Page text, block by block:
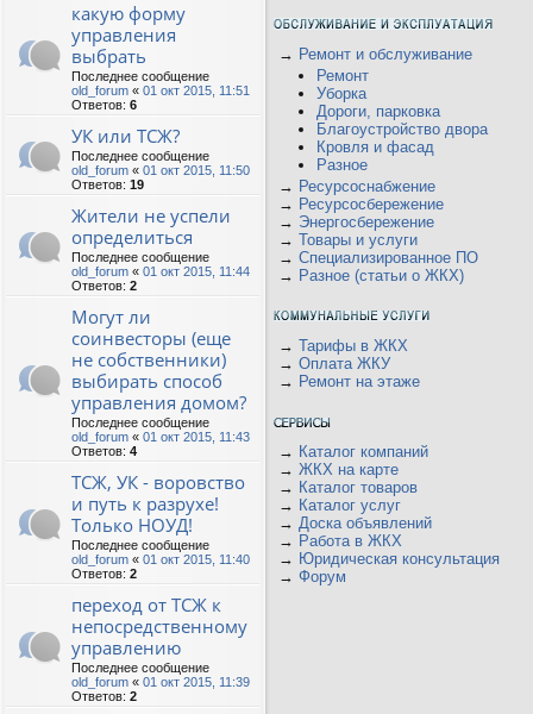
какую форму
управления
выбрать
Последнее сообщение
old_forum « 01 окт 2015, 11:51
Ответов: 6
УК или ТСЖ?
Последнее сообщение
old_forum « 01 окт 2015, 11:50
Ответов: 19
Жители не успели
определиться
Последнее сообщение
old_forum « 01 окт 2015, 11:44
Ответов: 2
Могут ли
соинвесторы (еще
не собственники)
выбирать способ
управления домом?
Последнее сообщение
old_forum « 01 окт 2015, 11:43
Ответов: 4
ТСЖ, УК - воровство
и путь к разрухе!
Только НОУД!
Последнее сообщение
old_forum « 01 окт 2015, 11:40
Ответов: 2
переход от ТСЖ к
непосредственному
управлению
Последнее сообщение
old_forum « 01 окт 2015, 11:39
Ответов: 2
→ Ремонт и обслуживание
Ремонт
Уборка
Дороги, парковка
Благоустройство двора
Кровля и фасад
Разное
→ Ресурсоснабжение
→ Ресурсосбережение
→ Энергосбережение
→ Товары и услуги
→ Специализированное ПО
→ Разное (статьи о ЖКХ)
→ Тарифы в ЖКХ
→ Оплата ЖКУ
→ Ремонт на этаже
→ Каталог компаний
→ ЖКХ на карте
→ Каталог товаров
→ Каталог услуг
→ Доска объявлений
→ Работа в ЖКХ
→ Юридическая консультация
→ Форум